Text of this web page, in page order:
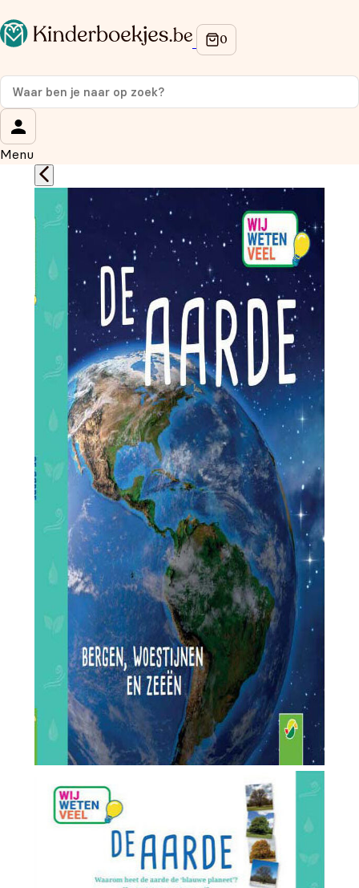
Menu
Op de hoogte blijven van onze acties?
Meld je aan voor onze nieuwsbrief en ontvang
korting
Wat is je voornaam?
Wat is je e-mailadres?*
Aanmelden
We gebruiken je gegevens om contact op te nemen, in
overeenstemming met ons privacybeleid.